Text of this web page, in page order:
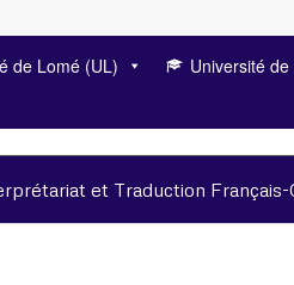
de Lomé (UL) Université
et Traduction Français-